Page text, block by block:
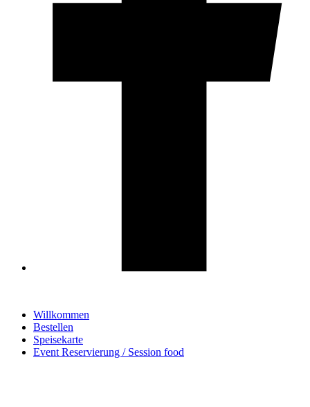
Willkommen
Bestellen
Speisekarte
Event Reservierung / Session food